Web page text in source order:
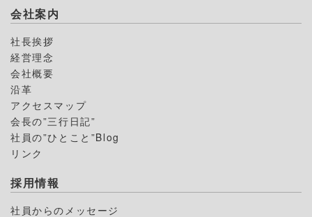
会社案内
社長挨拶
経営理念
会社概要
沿革
アクセスマップ
会長の”三行日記”
社員の”ひとこと”Blog
リンク
採用情報
社員からのメッセージ